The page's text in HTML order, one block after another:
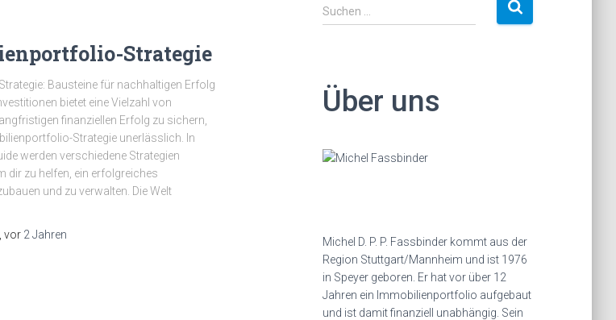
Strategie
Bausteine für nachhaltigen Erfolg
bietet eine Vielzahl von
finanziellen Erfolg zu sichern,
Strategie unerlässlich. In
werden verschiedene Strategien
dir zu helfen, ein erfolgreiches
und zu verwalten. Die Welt
, vor 2 Jahren
S
u
n
a
h
:
Suchen …
Über uns
Michel D. P. P. Fassbinder kommt aus der
Region Stuttgart/Mannheim und ist 1976
in Speyer geboren. Er hat vor über 12
Jahren ein Immobilienportfolio aufgebaut
und ist damit finanziell unabhängig. Sein